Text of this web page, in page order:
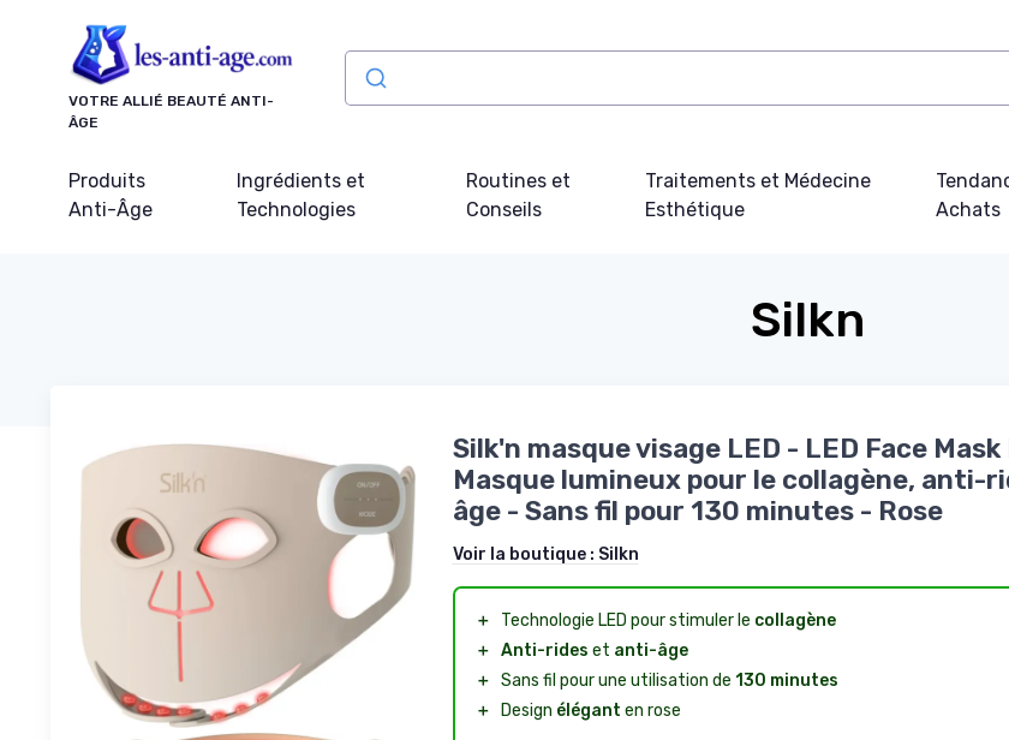
VOTRE ALLIÉ BEAUTÉ ANTI-
ÂGE
Produits
Anti-Âge
Ingrédients et
Technologies
Routines et
Conseils
Traitements et Médecine
Esthétique
Achats
Silkn
Silk'n masque visage LED - LED Face Mask
Masque lumineux pour le collagène, anti-
âge - Sans fil pour 130 minutes - Rose
Voir la boutique : Silkn
＋ Technologie LED pour stimuler le collagène
＋ Anti-rides et anti-âge
＋ Sans fil pour une utilisation de 130 minutes
＋ Design élégant en rose